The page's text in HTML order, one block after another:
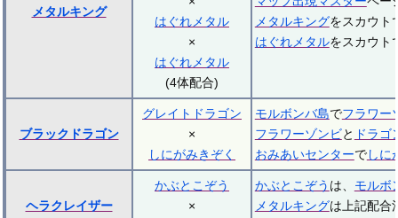
メタルキング
はぐれメタル
×
はぐれメタル
(4体配合)
メタルキングをスカウト
はぐれメタルをスカウト
ブラックドラゴン
グレイトドラゴン
×
しにがみきぞく
モルボンバ島でフラワー
フラワーゾンビと ドラゴ
おみあいセンターでしに
ヘラクレイザー
かぶとこぞう
×
かぶとこぞう は、 モルボ
メタルキングは上記配合